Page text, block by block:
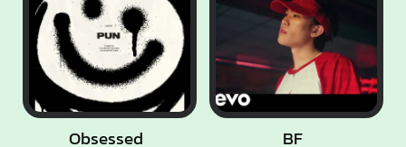
Obsessed BF